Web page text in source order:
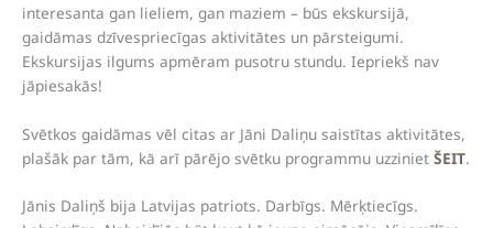
interesanta gan lieliem, gan maziem – būs ekskursijā,
gaidāmas dzīvespriecīgas aktivitātes un pārsteigumi.
Ekskursijas ilgums apmēram pusotru stundu. Iepriekš nav
jāpiesakās!
Svētkos gaidāmas vēl citas ar Jāni Daliņu saistītas aktivitātes,
plašāk par tām, kā arī pārējo svētku programmu uzziniet ŠEIT.
Jānis Daliņš bija Latvijas patriots. Darbīgs. Mērķtiecīgs.